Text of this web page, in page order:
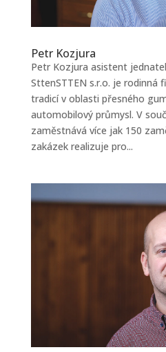
Petr Kozjura
Petr Kozjura asistent
SttenSTTEN s.r.o. je rodinná
tradicí v oblasti přesného
automobilový průmysl. V
zaměstnává více jak 150
zakázek realizuje pro...